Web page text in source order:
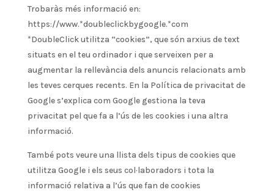
Trobaràs més informació en:
https://www.*doubleclickbygoogle.*com
*DoubleClick utilitza “cookies”, que són arxius de text
situats en el teu ordinador i que serveixen per a
augmentar la rellevància dels anuncis relacionats amb
les teves cerques recents. En la Política de privacitat de
Google s’explica com Google gestiona la teva
privacitat pel que fa a l’ús de les cookies i una altra
informació.
També pots veure una llista dels tipus de cookies que
utilitza Google i els seus col·laboradors i tota la
informació relativa a l’ús que fan de cookies